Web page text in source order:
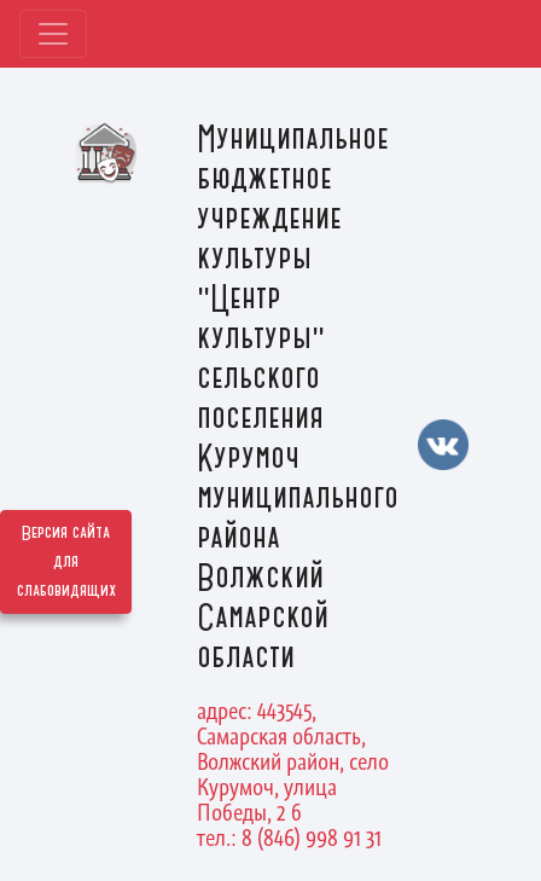
Версия сайта
для
слабовидящих
Муниципальное
бюджетное
учреждение
культуры
"Центр
культуры"
сельского
поселения
Курумоч
муниципального
района
Волжский
Самарской
области
адрес: 443545,
Самарская область,
Волжский район, село
Курумоч, улица
Победы, 2 б
тел.: 8 (846) 998 91 31